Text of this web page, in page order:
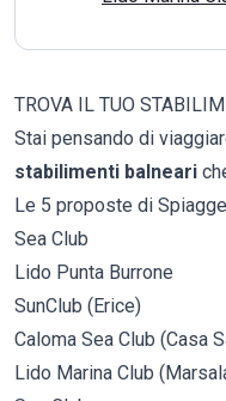
TROVA IL TUO
Stai pensando di
stabilimenti balneari
Le 5 proposte di
Sea Club
Lido Punta Burrone
SunClub (Erice)
Caloma Sea Club (Casa
Lido Marina Club